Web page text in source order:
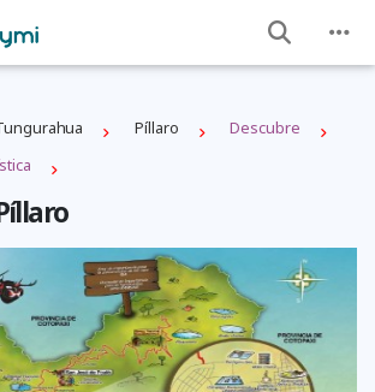
Píllaro
Descubre